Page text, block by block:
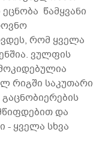
წამყვანი
რომ ყველა
ვულფის
რიგში საკუთარი
და
ყველა სხვა